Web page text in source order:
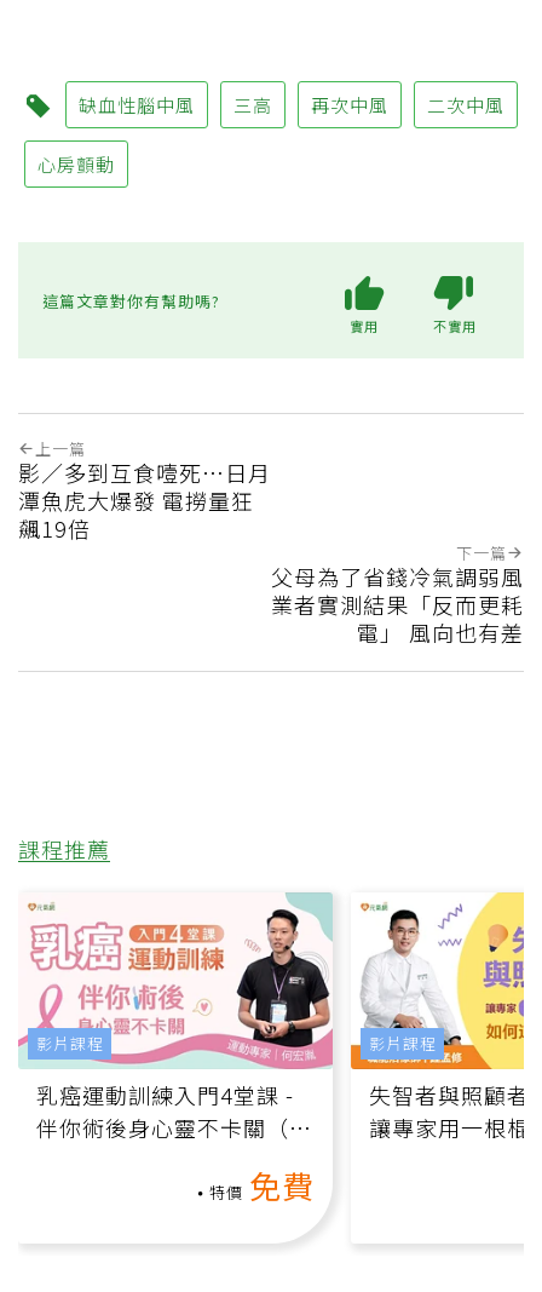
缺血性腦中風 三高 再次中風 二次中風
心房顫動
這篇文章對你有幫助嗎?
實用 不實用
上一篇
影／多到互食噎死…日月
潭魚虎大爆發 電撈量狂
飆19倍
下一篇
父母為了省錢冷氣調弱風
業者實測結果「反而更耗
電」 風向也有差
課程推薦
乳癌運動訓練入門4堂課 -
伴你術後身心靈不卡關（線
特價 免費
影片課程
失智者與照顧者
讓專家用一根棍
影片課程